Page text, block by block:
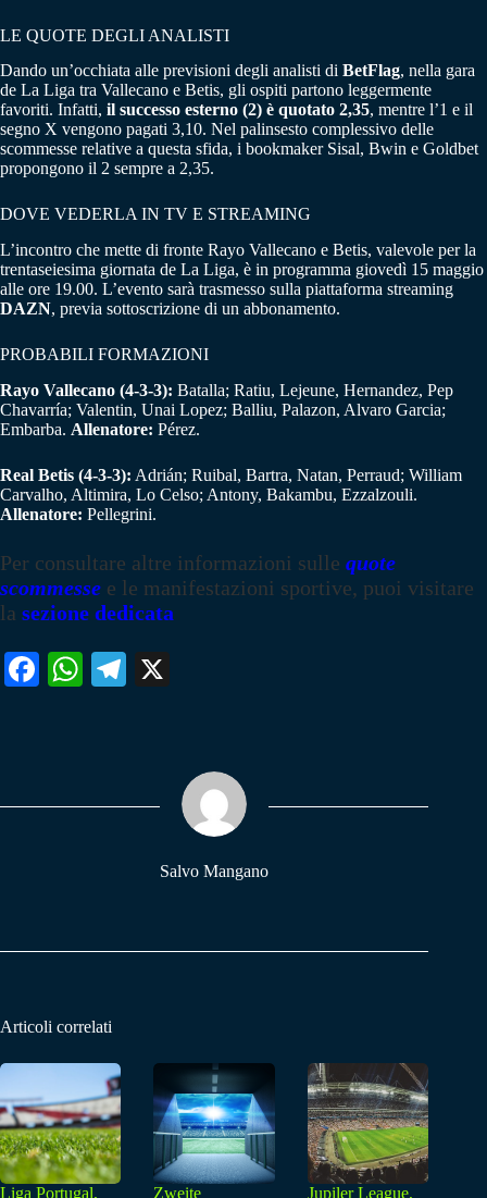
LE QUOTE DEGLI ANALISTI
Dando un’occhiata alle previsioni degli analisti di BetFlag, nella gara
de La Liga tra Vallecano e Betis, gli ospiti partono leggermente
favoriti. Infatti, il successo esterno (2) è quotato 2,35, mentre l’1 e il
segno X vengono pagati 3,10. Nel palinsesto complessivo delle
scommesse relative a questa sfida, i bookmaker Sisal, Bwin e Goldbet
propongono il 2 sempre a 2,35.
DOVE VEDERLA IN TV E STREAMING
L’incontro che mette di fronte Rayo Vallecano e Betis, valevole per la
trentaseiesima giornata de La Liga, è in programma giovedì 15 maggio
alle ore 19.00. L’evento sarà trasmesso sulla piattaforma streaming
DAZN, previa sottoscrizione di un abbonamento.
PROBABILI FORMAZIONI
Rayo Vallecano (4-3-3): Batalla; Ratiu, Lejeune, Hernandez, Pep
Chavarría; Valentin, Unai Lopez; Balliu, Palazon, Alvaro Garcia;
Embarba. Allenatore: Pérez.
Real Betis (4-3-3): Adrián; Ruibal, Bartra, Natan, Perraud; William
Carvalho, Altimira, Lo Celso; Antony, Bakambu, Ezzalzouli.
Allenatore: Pellegrini.
Per consultare altre informazioni sulle quote
scommesse e le manifestazioni sportive, puoi visitare
la sezione dedicata
Fa W
pp
Te
m
Salvo Mangano
Articoli correlati
Liga Portugal,
Zweite
Jupiler League,